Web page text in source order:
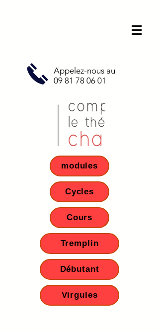
Appelez-nous au
09 81 78 06 01
modules
Cycles
Cours
Tremplin
Débutant
Virgules